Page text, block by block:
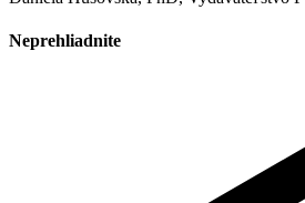
Neprehliadnite